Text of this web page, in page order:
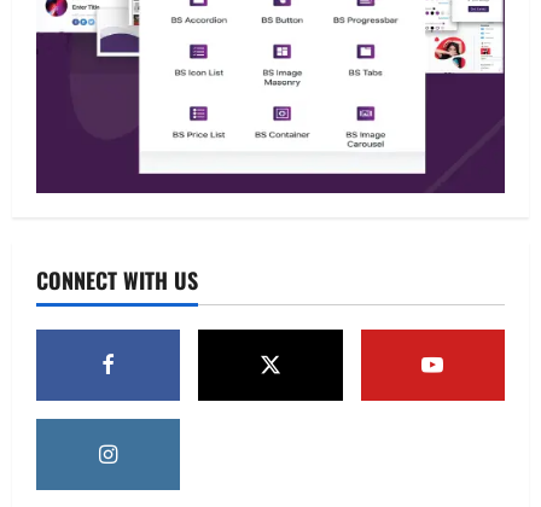
CONNECT WITH US
Defensoria Justicia
Mujeres
Tu denuncia
Presentan “Protocolo Seguro” para
detectar violencia contra mujeres desde
hospitales
3
Blog Investigación
Ordenan frenar detenciones contra Uber
mientras el AICM anuncia operativos